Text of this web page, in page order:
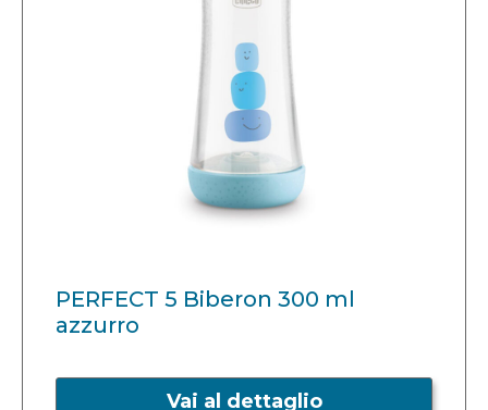
PERFECT 5 Biberon 300 ml
azzurro
Vai al dettaglio